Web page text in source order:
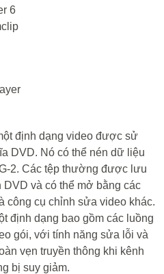
6
định dạng video được sử
DVD. Nó có thể nén dữ liệu
2. Các tệp thường được lưu
và có thể mở bằng các
công cụ chỉnh sửa video khác.
định dạng bao gồm các luồng
gói, với tính năng sửa lỗi và
vẹn truyền thông khi kênh
bị suy giảm.